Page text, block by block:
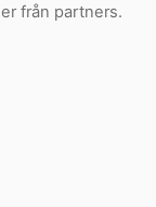
från partners.